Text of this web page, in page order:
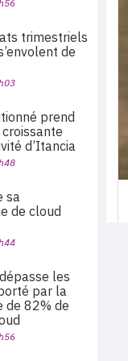
trimestriels
de
prend
d’Itancia
sa
de cloud
les
par la
de 82% de